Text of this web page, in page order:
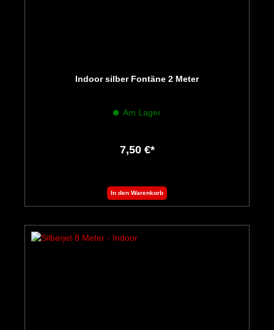
Indoor silber Fontäne 2 Meter
Am Lager
7,50 €*
In den Warenkorb